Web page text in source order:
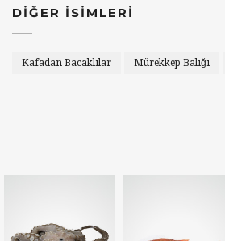
DİĞER İSİMLERİ
Kafadan Bacaklılar Mürekkep Balığı